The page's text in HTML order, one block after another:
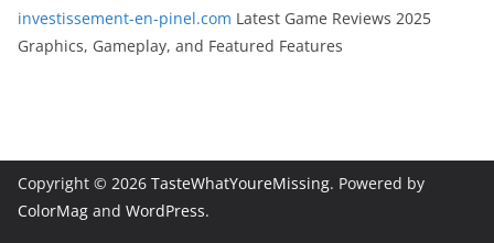
investissement-en-pinel.com Latest Game Reviews 2025
Graphics, Gameplay, and Featured Features
Copyright © 2026 TasteWhatYoureMissing. Powered by
ColorMag and WordPress.